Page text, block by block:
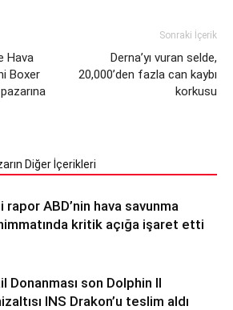
Hava
Boxer
Sonraki İçerik
Derna’yı vuran selde,
20,000’den fazla can kaybı
korkusu
Diğer İçerikleri
rapor ABD’nin hava savunma
kritik açığa işaret etti
Donanması son Dolphin II
INS Drakon’u teslim aldı